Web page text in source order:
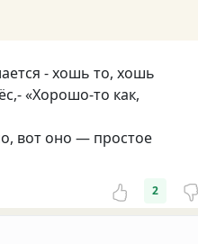
- хошь то, хошь
«Хорошо-то как,
вот оно — простое
2